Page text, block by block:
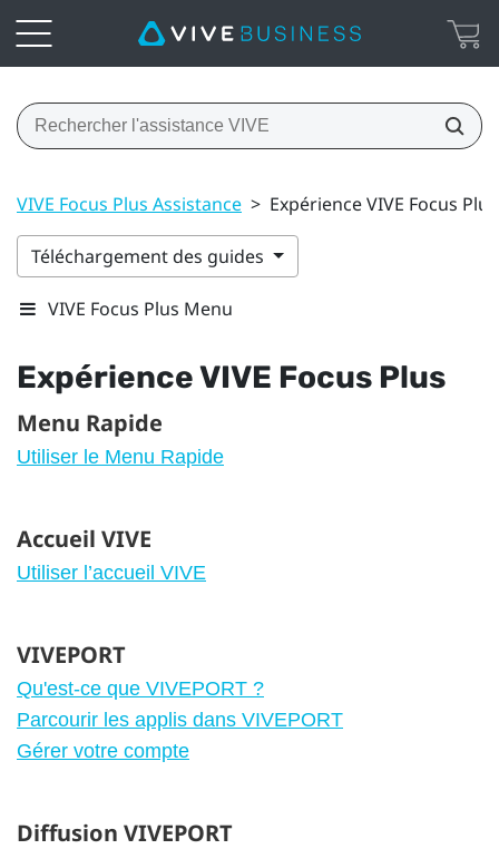
VIVE Focus Plus Assistance > Expérience VIVE Focus Plus
Téléchargement des guides
VIVE Focus Plus Menu
ExpérienceVIVE Focus Plus
Menu Rapide
Utiliser le Menu Rapide
Accueil VIVE
Utiliser l’accueil VIVE
VIVEPORT
Qu'est-ce que VIVEPORT ?
Parcourir les applis dans VIVEPORT
Gérer votre compte
Diffusion VIVEPORT